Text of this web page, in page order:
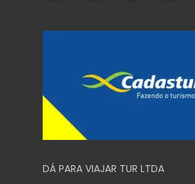
DÁ PARA VIAJAR TUR LTDA